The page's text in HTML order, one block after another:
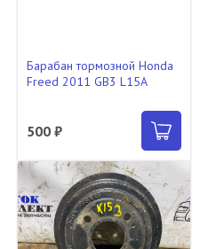
Барабан тормозной Honda
Freed 2011 GB3 L15A
500 ₽